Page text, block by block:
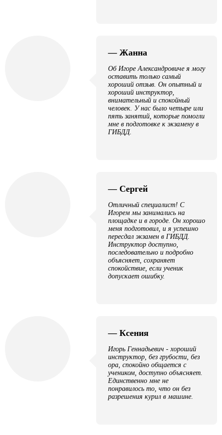
— Жанна
Об Игоре Александровиче я могу
оставить только самый
хороший отзыв. Он опытный и
хороший инструктор,
внимательный и спокойный
человек. У нас было четыре или
пять занятий, которые помогли
мне в подготовке к экзамену в
ГИБДД.
— Сергей
Отличный специалист! С
Игорем мы занимались на
площадке и в городе. Он хорошо
меня подготовил, и я успешно
пересдал экзамен в ГИБДД.
Инструктор доступно,
последовательно и подробно
объясняет, сохраняет
спокойствие, если ученик
допускает ошибку.
— Ксения
Игорь Геннадьевич - хороший
инструктор, без грубости, без
ора, спокойно общается с
учеником, доступно объясняет.
Единственно мне не
понравилось то, что он без
разрешения курил в машине.